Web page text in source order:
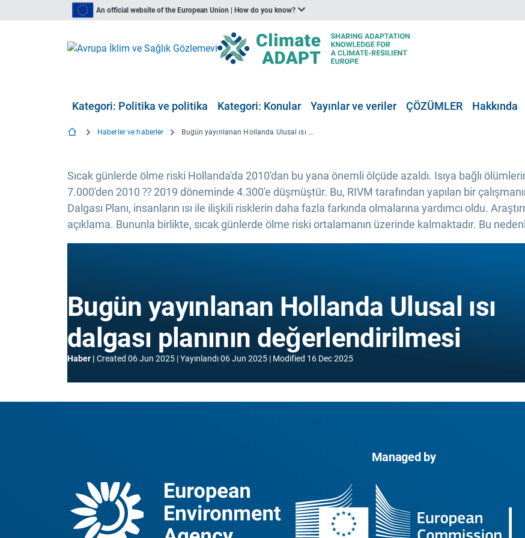
An official website of the European Union | How do you know?
Kategori: Politika ve politika Kategori: Konular Yayınlar ve veriler ÇÖZÜMLER Hakkında
Haberler ve haberler Bugün yayınlanan Hollanda Ulusal ısı dalgası planının değerlendirilmesi
Sıcak günlerde ölme riski Hollanda'da 2010'dan bu yana önemli ölçüde azaldı. Isıya bağlı
7.000'den 2010 ⁇ 2019 döneminde 4.300'e düşmüştür. Bu, RIVM tarafından yapılan bir
Dalgası Planı, insanların ısı ile ilişkili risklerin daha fazla farkında olmalarına yardımcı oldu.
açıklama. Bununla birlikte, sıcak günlerde ölme riski ortalamanın üzerinde kalmaktadır. Bu
Bugün yayınlanan Hollanda Ulusal ısı
dalgası planının değerlendirilmesi
Haber Created 06 Jun 2025 Yayınlandı06 Jun 2025 Modified 16 Dec 2025
Managed by